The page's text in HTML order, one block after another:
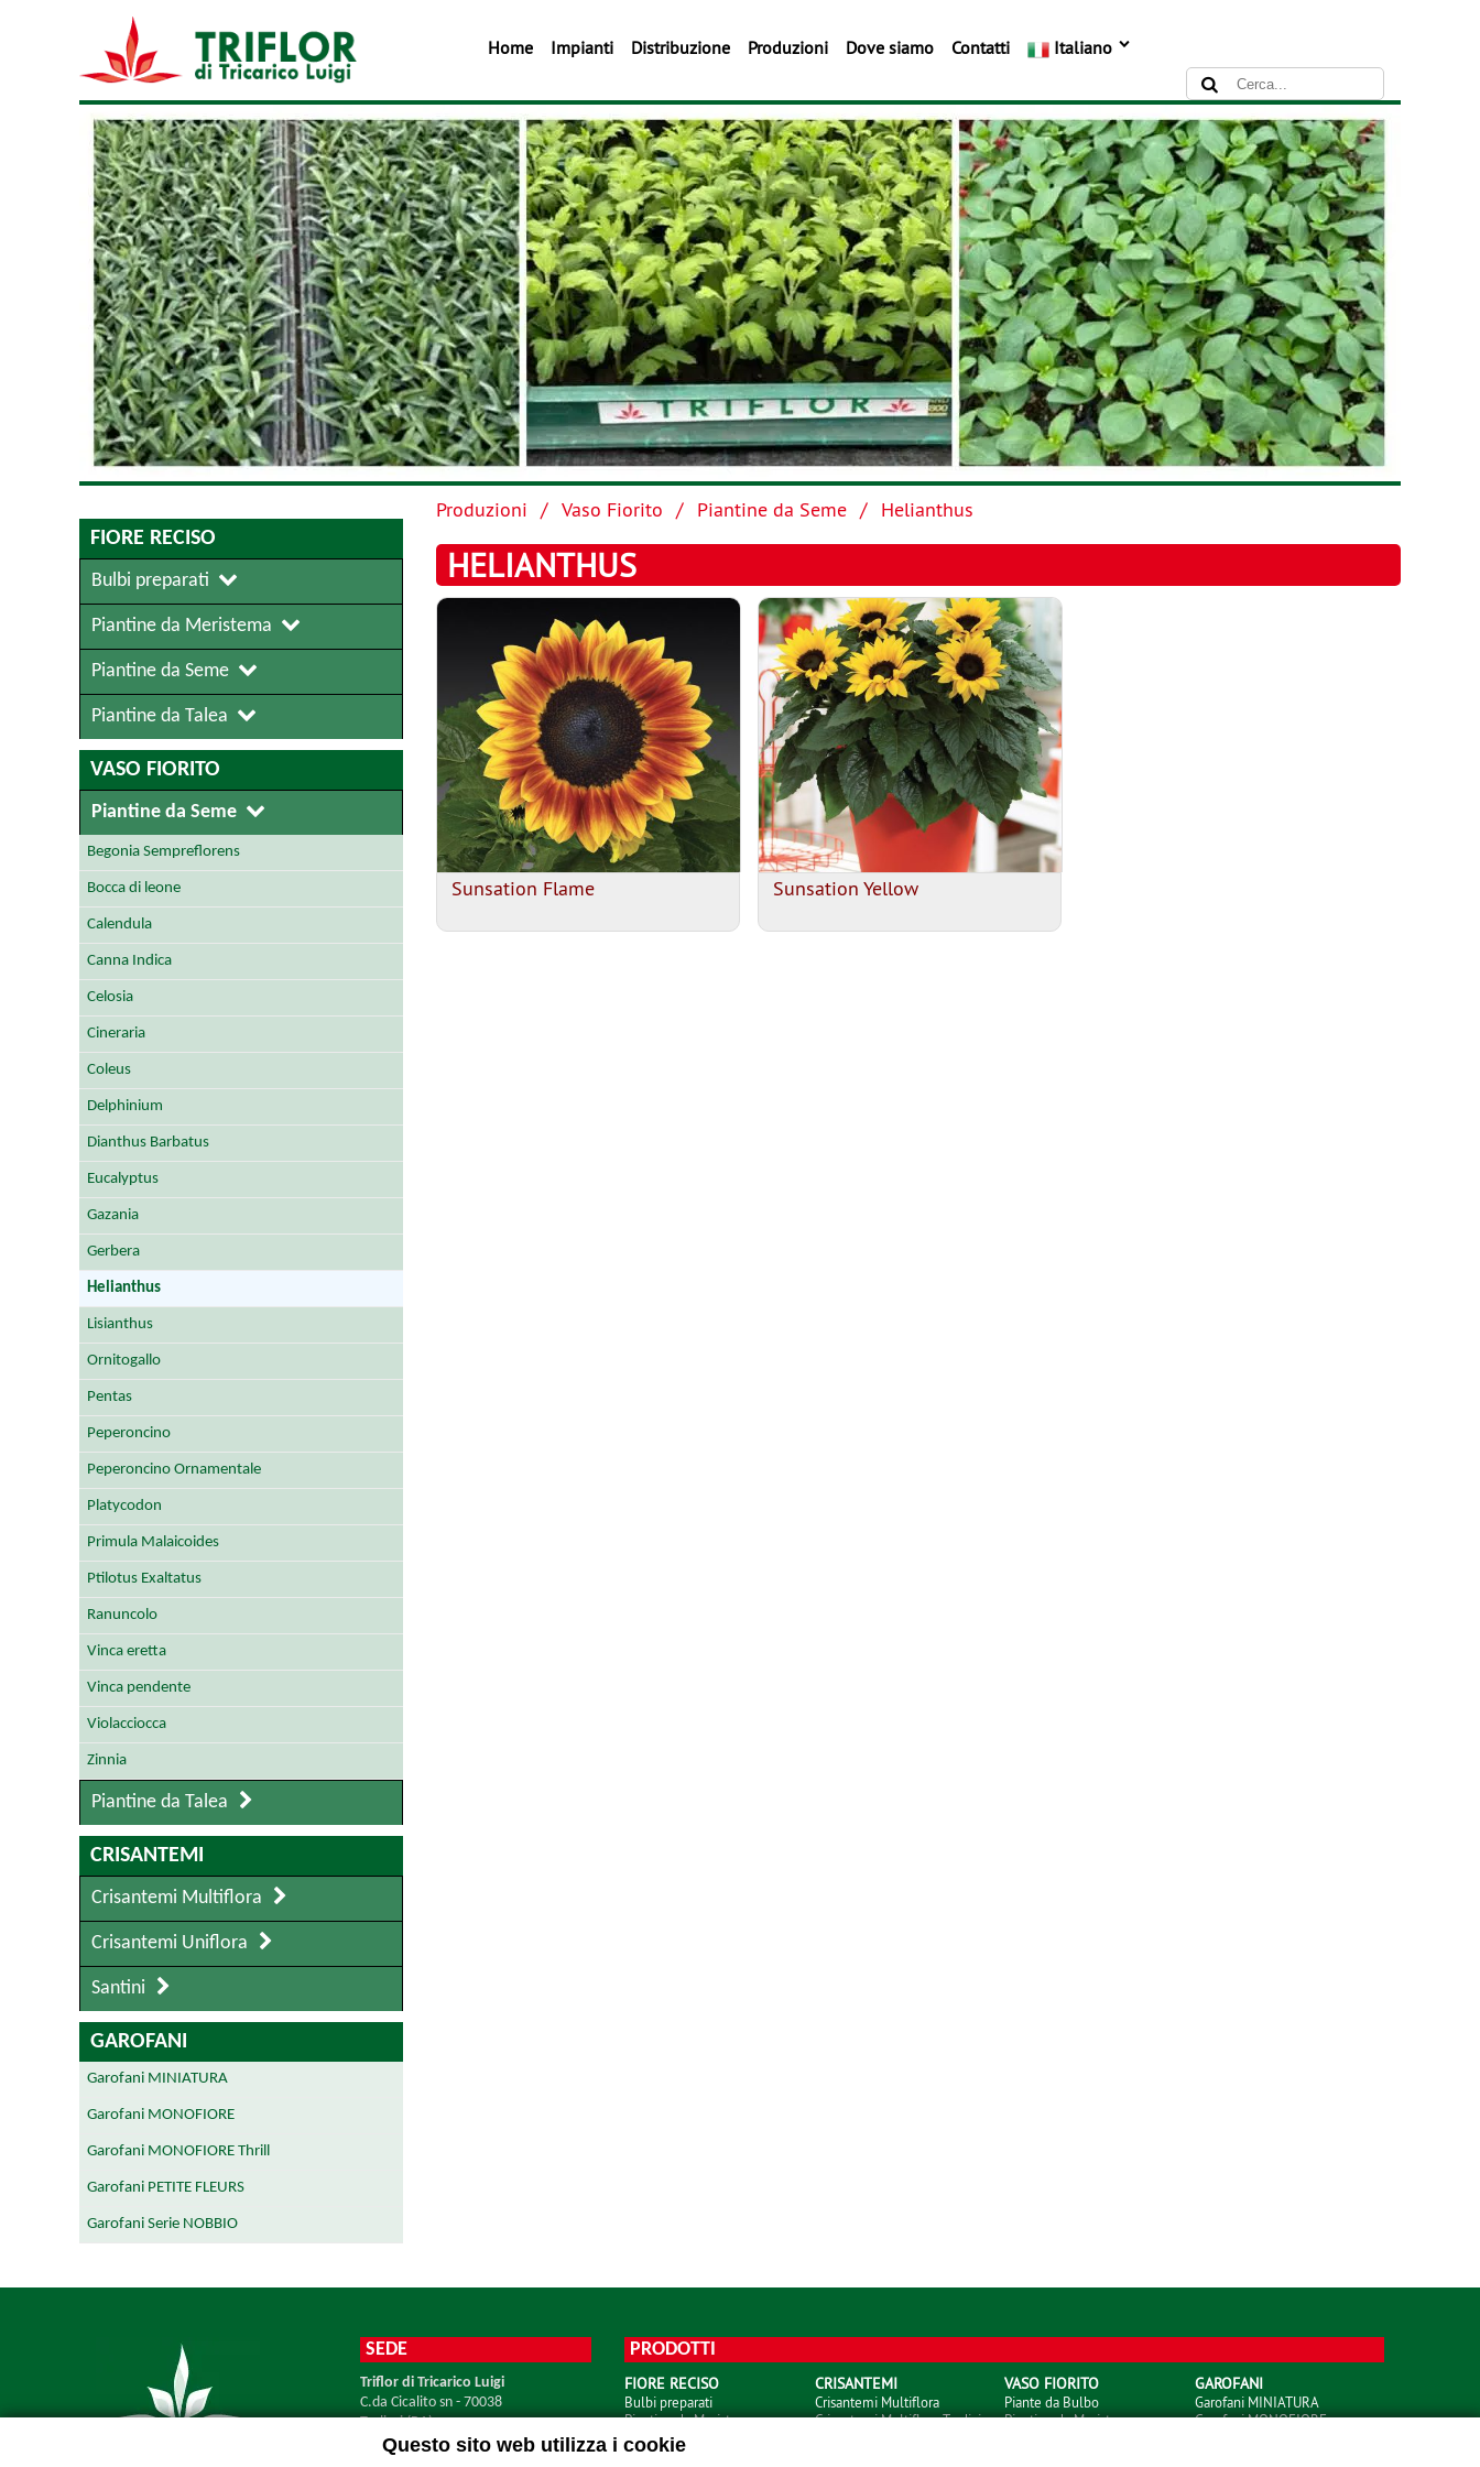
Questo sito web utilizza i cookie
Home Impianti Distribuzione Produzioni Dove siamo Contatti Italiano
Produzioni Vaso Fiorito Piantine da Seme Helianthus
HELIANTHUS
Sunsation Flame Sunsation Yellow
FIORE RECISO
Bulbi preparati
Piantine da Meristema
Piantine da Seme
Piantine da Talea
VASO FIORITO
Piantine da Seme
Begonia Sempreflorens
Bocca di leone
Calendula
Canna Indica
Celosia
Cineraria
Coleus
Delphinium
Dianthus Barbatus
Eucalyptus
Gazania
Gerbera
Helianthus
Lisianthus
Ornitogallo
Pentas
Peperoncino
Peperoncino Ornamentale
Platycodon
Primula Malaicoides
Ptilotus Exaltatus
Ranuncolo
Vinca eretta
Vinca pendente
Violacciocca
Zinnia
Piantine da Talea
CRISANTEMI
Crisantemi Multiflora
Crisantemi Uniflora
Santini
GAROFANI
Garofani MINIATURA
Garofani MONOFIORE
Garofani MONOFIORE Thrill
Garofani PETITE FLEURS
Garofani Serie NOBBIO
SEDE
Triflor di Tricarico Luigi
C.da Cicalito sn - 70038
Terlizzi (BA)
PRODOTTI
FIORE RECISO
Bulbi preparati
Piantine da Meristema
Piantine da Seme
Piantine da Talea
CRISANTEMI
Crisantemi Multiflora
Crisantemi Multiflora Tardivi
VASO FIORITO
Piante da Bulbo
Piantine da Meristema
GAROFANI
Garofani MINIATURA
Garofani MONOFIORE